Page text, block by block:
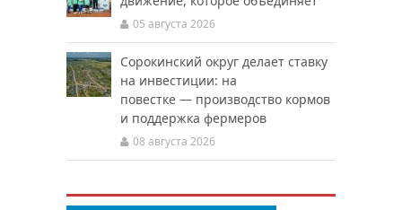
05 августа 2026
Сорокинский округ делает ставку
на инвестиции: на
повестке — производство кормов
и поддержка фермеров
08 августа 2026